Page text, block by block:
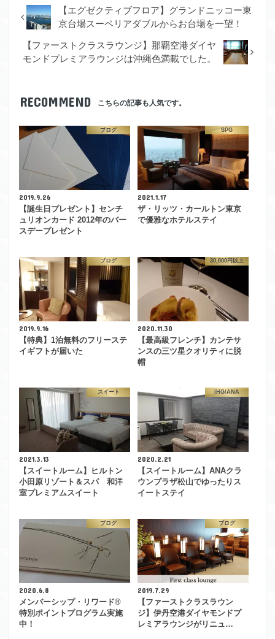
【エグゼクティブフロア】グランドニッコー東
京台場スーペリアダブルからお台場を一望！
【ファーストクラスラウンジ】那覇空港ダイヤ
モンドプレミアラウンジは沖縄色満載でした。
RECOMMEND こちらの記事も人気です。
ブログ
2019.9.26
【誕生日プレゼント】センチ
ュリオンカード 2012年のバー
スデープレゼント
SPG
2021.1.17
ザ・リッツ・カールトン東京
で優雅なホテルステイ
ブログ
2019.9.16
【特典】1泊無料のフリーステ
イギフトが届いた
30,000円以上
2020.11.30
【最高級フレンチ】カンテサ
ンスの三ツ星クオリティに脱
帽
スイート
2021.3.13
【スイートルーム】ヒルトン
小田原リゾート＆スパ 和洋
室プレミアムスイート
IHG/ANA
2020.2.21
【スイートルーム】ANAクラ
ウンプラザ松山でゆったりス
イートステイ
ブログ
2020.6.8
メンバーシップ・リワード®
特別ポイントプログラム実施
中！
ブログ
2019.7.29
【ファーストクラスラウン
ジ】伊丹空港ダイヤモンドプ
レミアラウンジがリニュ…